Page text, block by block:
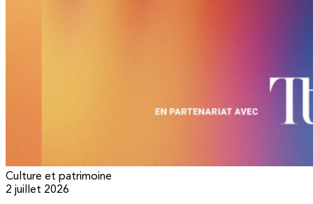
Culture et patrimoine
2 juillet 2026